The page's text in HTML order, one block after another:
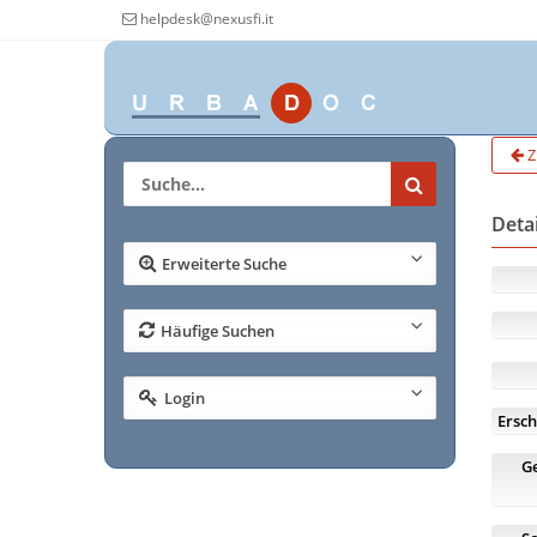
helpdesk@nexusfi.it
Erweiterte Suche
Häufige Suchen
Login